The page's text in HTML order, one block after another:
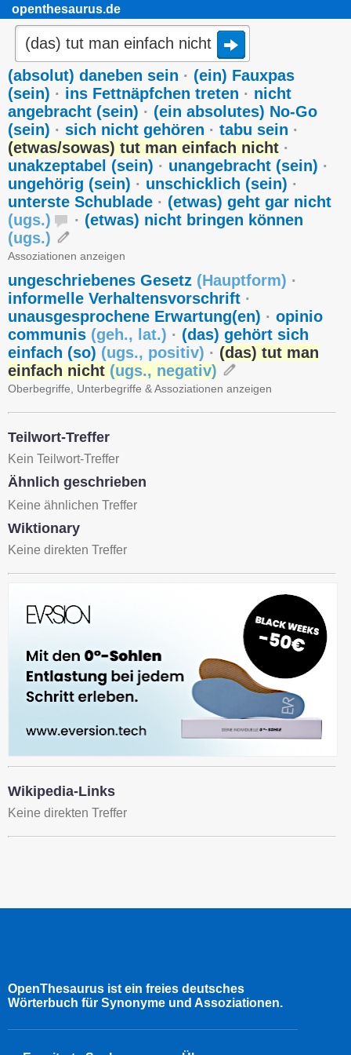
openthesaurus.de
(absolut) daneben sein · (ein) Fauxpas
(sein) · ins Fettnäpfchen treten · nicht
angebracht (sein) · (ein absolutes) No-Go
(sein) · sich nicht gehören · tabu sein ·
(etwas/sowas) tut man einfach nicht ·
unakzeptabel (sein) · unangebracht (sein) ·
ungehörig (sein) · unschicklich (sein) ·
unterste Schublade · (etwas) geht gar nicht
(ugs.) · (etwas) nicht bringen können
(ugs.)
Assoziationen anzeigen
ungeschriebenes Gesetz (Hauptform) ·
informelle Verhaltensvorschrift ·
unausgesprochene Erwartung(en) · opinio
communis (geh., lat.) · (das) gehört sich
einfach (so) (ugs., positiv) · (das) tut man
einfach nicht (ugs., negativ)
Oberbegriffe, Unterbegriffe & Assoziationen anzeigen
Teilwort-Treffer
Kein Teilwort-Treffer
Ähnlich geschrieben
Keine ähnlichen Treffer
Wiktionary
Keine direkten Treffer
Wikipedia-Links
Keine direkten Treffer
OpenThesaurus ist ein freies deutsches
Wörterbuch für Synonyme und Assoziationen.